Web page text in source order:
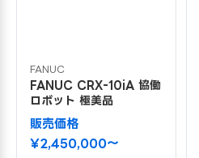
FANUC
FANUC CRX-10iA 協働
ロボット 極美品
販売価格
¥2,450,000〜